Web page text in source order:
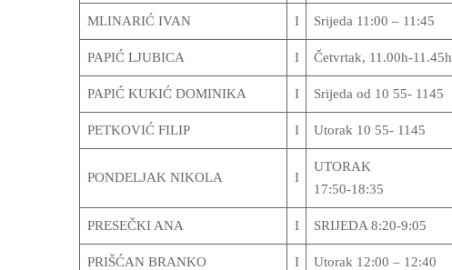
MLINARIĆ IVAN I Srijeda 11:00 – 11:45
PAPIĆ LJUBICA I Četvrtak, 11.00h-11.45h
PAPIĆ KUKIĆ DOMINIKA I Srijeda od 10 55- 1145
PETKOVIĆ FILIP I Utorak 10 55- 1145
PONDELJAK NIKOLA I
UTORAK
17:50-18:35
PRESEČKI ANA I SRIJEDA 8:20-9:05
PRIŠĆAN BRANKO I Utorak 12:00 – 12:40